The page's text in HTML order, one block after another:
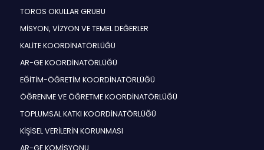
TOROS OKULLAR GRUBU
MİSYON, VİZYON VE TEMEL DEĞERLER
KALİTE KOORDİNATÖRLÜĞÜ
AR-GE KOORDİNATÖRLÜĞÜ
EĞİTİM-ÖĞRETİM KOORDİNATÖRLÜĞÜ
ÖĞRENME VE ÖĞRETME KOORDİNATÖRLÜĞÜ
TOPLUMSAL KATKI KOORDİNATÖRLÜĞÜ
KİŞİSEL VERİLERİN KORUNMASI
AR-GE KOMİSYONU